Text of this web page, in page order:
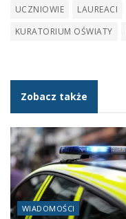
UCZNIOWIE
LAUREACI
KURATORIUM OŚWIATY
Zobacz także
WIADOMOŚCI